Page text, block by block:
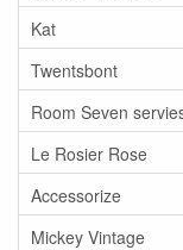
Kat
Twentsbont
Room Seven
Le Rosier Rose
Accessorize
Mickey Vintage